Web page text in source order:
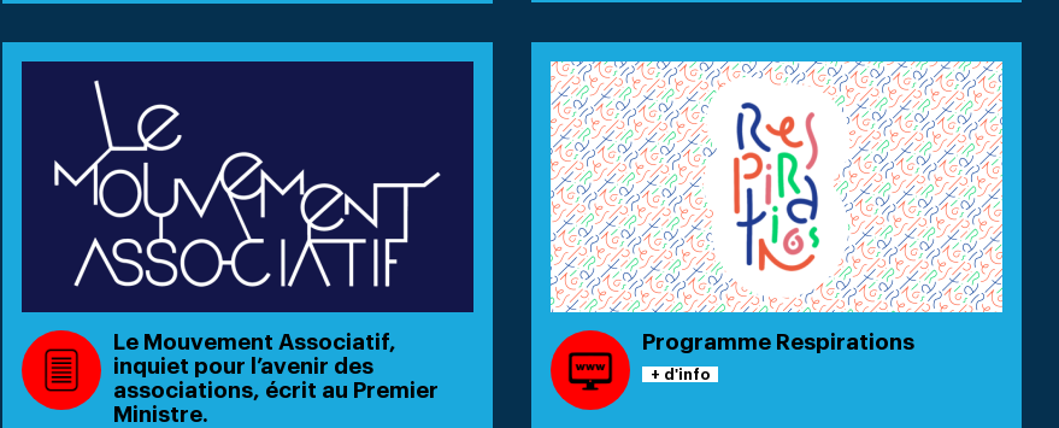
Le Mouvement Associatif,
inquiet pour l’avenir des
associations, écrit au Premier
Ministre.
Programme Respirations
+ d'info